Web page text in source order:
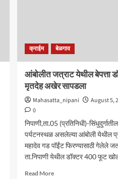
क्राईम बेळगाव
आंबोलीत जत्राट येथील बेपत्ता
मृतदेह अखेर सापडला
Mahasatta_nipani
August 5,
0
निपाणी,ता.05 (प्रतिनिधी)-
पर्यटनस्थळ असलेल्या आंबोली येथील
महादेव गड पॉईंट फिरण्यासाठी गेलेले
ता.निपाणी येथील डॉक्टर 400 फूट
Read MoreRead